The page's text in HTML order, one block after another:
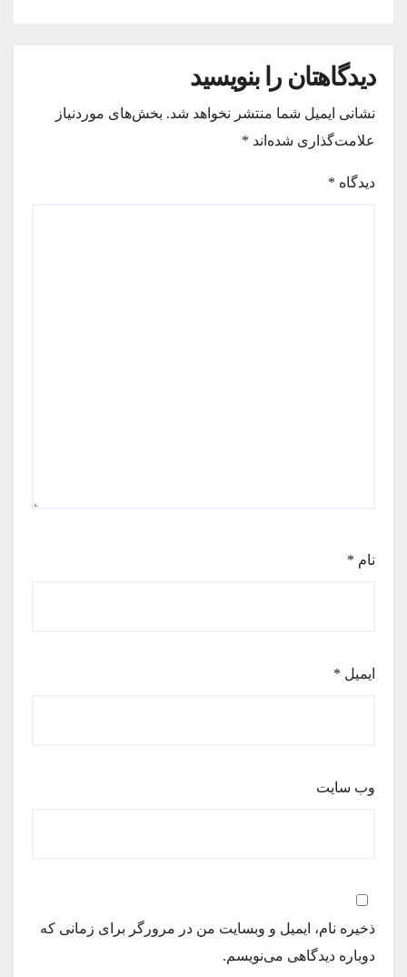
دیدگاهتان را بنویسید
نشانی ایمیل شما منتشر نخواهد شد. بخش‌های موردنیاز
علامت‌گذاری شده‌اند *
دیدگاه *
نام *
ایمیل *
وب‌ سایت
ذخیره نام، ایمیل و وبسایت من در مرورگر برای زمانی که
دوباره دیدگاهی می‌نویسم.